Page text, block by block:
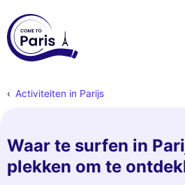
Activiteiten in Parijs
Waar te surfen in
plekken om te